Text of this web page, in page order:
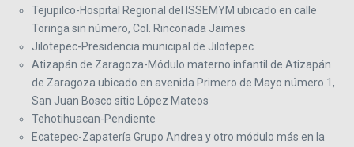
Tejupilco-Hospital Regional del ISSEMYM ubicado en calle
Toringa sin número, Col. Rinconada Jaimes
Jilotepec-Presidencia municipal de Jilotepec
Atizapán de Zaragoza-Módulo materno infantil de Atizapán
de Zaragoza ubicado en avenida Primero de Mayo número 1,
San Juan Bosco sitio López Mateos
Tehotihuacan-Pendiente
Ecatepec-Zapatería Grupo Andrea y otro módulo más en la